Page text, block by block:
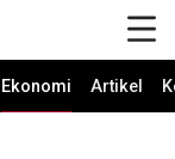
Ekonomi Artikel